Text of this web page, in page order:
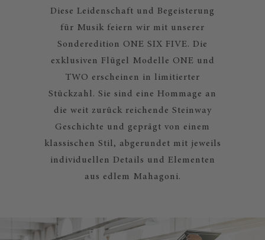
Diese Leidenschaft und Begeisterung
für Musik feiern wir mit unserer
Sonderedition ONE SIX FIVE. Die
exklusiven Flügel Modelle ONE und
TWO erscheinen in limitierter
Stückzahl. Sie sind eine Hommage an
die weit zurück reichende Steinway
Geschichte und geprägt von einem
klassischen Stil, abgerundet mit jeweils
individuellen Details und Elementen
aus edlem Mahagoni.